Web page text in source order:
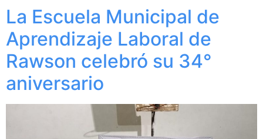
La Escuela Municipal de
Aprendizaje Laboral de
Rawson celebró su 34°
aniversario